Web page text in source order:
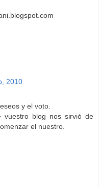
2010
y el voto.
vuestro blog nos sirvió de
el nuestro.